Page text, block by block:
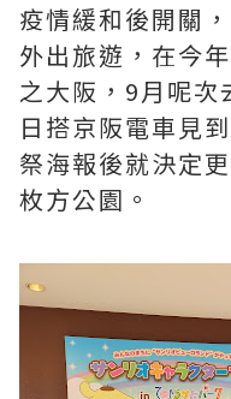
疫情緩和後開關
外出旅遊，在今
之大阪，9月呢次
日搭京阪電車見
祭海報後就決定
枚方公園。